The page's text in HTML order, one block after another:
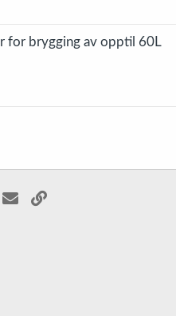
for brygging av opptil 60L
E-post